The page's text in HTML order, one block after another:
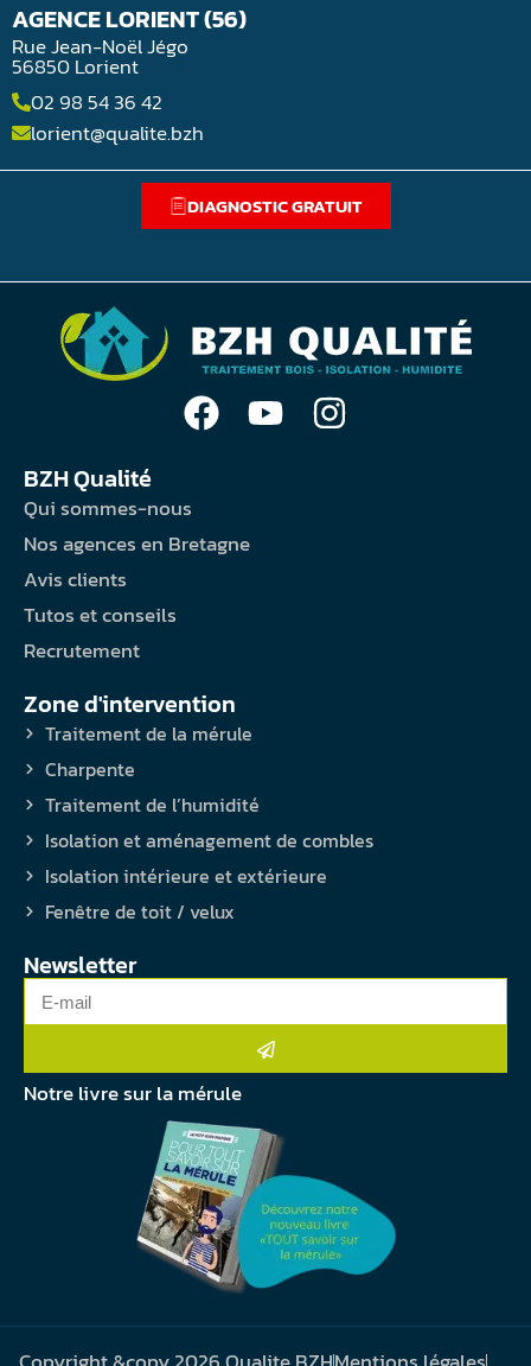
AGENCE LORIENT (56)
Rue Jean-Noël Jégo
56850 Lorient
02 98 54 36 42
lorient@qualite.bzh
DIAGNOSTIC GRATUIT
BZH Qualité
Qui sommes-nous
Nos agences en Bretagne
Avis clients
Tutos et conseils
Recrutement
Zone d'intervention
Traitement de la mérule
Charpente
Traitement de l’humidité
Isolation et aménagement de combles
Isolation intérieure et extérieure
Fenêtre de toit / velux
Newsletter
Notre livre sur la mérule